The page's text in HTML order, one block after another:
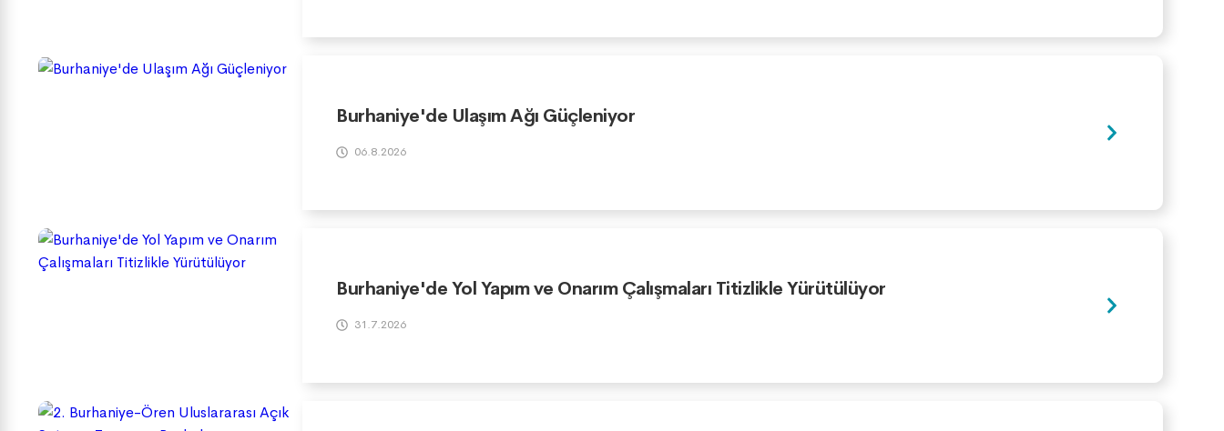
Burhaniye'de Ulaşım Ağı Güçleniyor
06.8.2026
Burhaniye'de Yol Yapım ve Onarım Çalışmaları Titizlikle Yürütülüyor
31.7.2026